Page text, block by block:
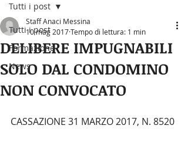
Tutti i post
Formazione
News
Tutti i post
DELIBERE IMPUGNABILI
SOLO DAL CONDOMINO
NON CONVOCATO
Staff Anaci Messina
10 mag 2017Tempo di lettura: 1 min
CASSAZIONE 31 MARZO 2017, N. 8520